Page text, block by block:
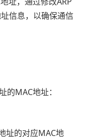
信息，以确保通信
MAC地址：
址的对应MAC地